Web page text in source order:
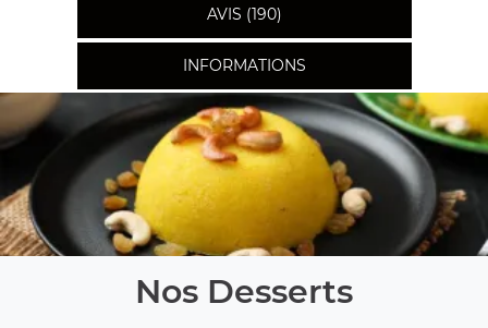
AVIS (190)
INFORMATIONS
Nos Desserts